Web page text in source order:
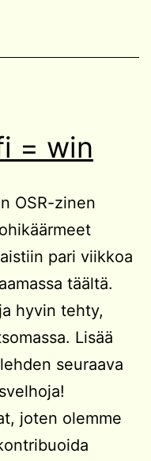
= win
OSR-zinen
pari viikkoa
täältä.
hyvin tehty,
Lisää
seuraava
joten olemme